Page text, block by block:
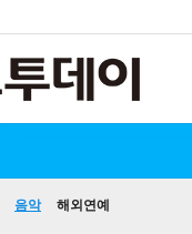
음악 해외연예